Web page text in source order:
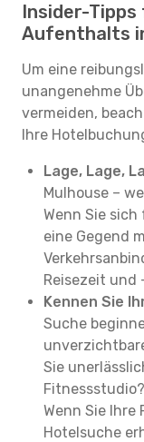
Insider-Tipps
Aufenthalts
Um eine
unangenehme
vermeiden,
Ihre
Lage, Lage,
Mulhouse –
Wenn Sie
eine Gegend
Reisezeit und
Kennen Sie
Suche
Sie
Wenn Sie
Hotelsuche